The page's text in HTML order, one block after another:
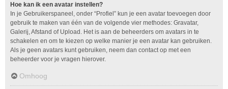
Hoe kan ik een avatar instellen?
In je Gebruikerspaneel, onder “Profiel” kun je een avatar toevoegen door
gebruik te maken van één van de volgende vier methodes: Gravatar,
Galerij, Afstand of Upload. Het is aan de beheerders om avatars in te
schakelen en om te kiezen op welke manier je een avatar kan gebruiken.
Als je geen avatars kunt gebruiken, neem dan contact op met een
beheerder voor je vragen hierover.
Omhoog